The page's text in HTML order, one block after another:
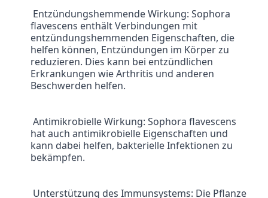
flavescens enthält Verbindungen mit
entzündungshemmenden Eigenschaften, die
helfen können, Entzündungen im Körper zu
reduzieren. Dies kann bei entzündlichen
Erkrankungen wie Arthritis und anderen
Beschwerden helfen.
Antimikrobielle Wirkung: Sophora flavescens
hat auch antimikrobielle Eigenschaften und
kann dabei helfen, bakterielle Infektionen zu
bekämpfen.